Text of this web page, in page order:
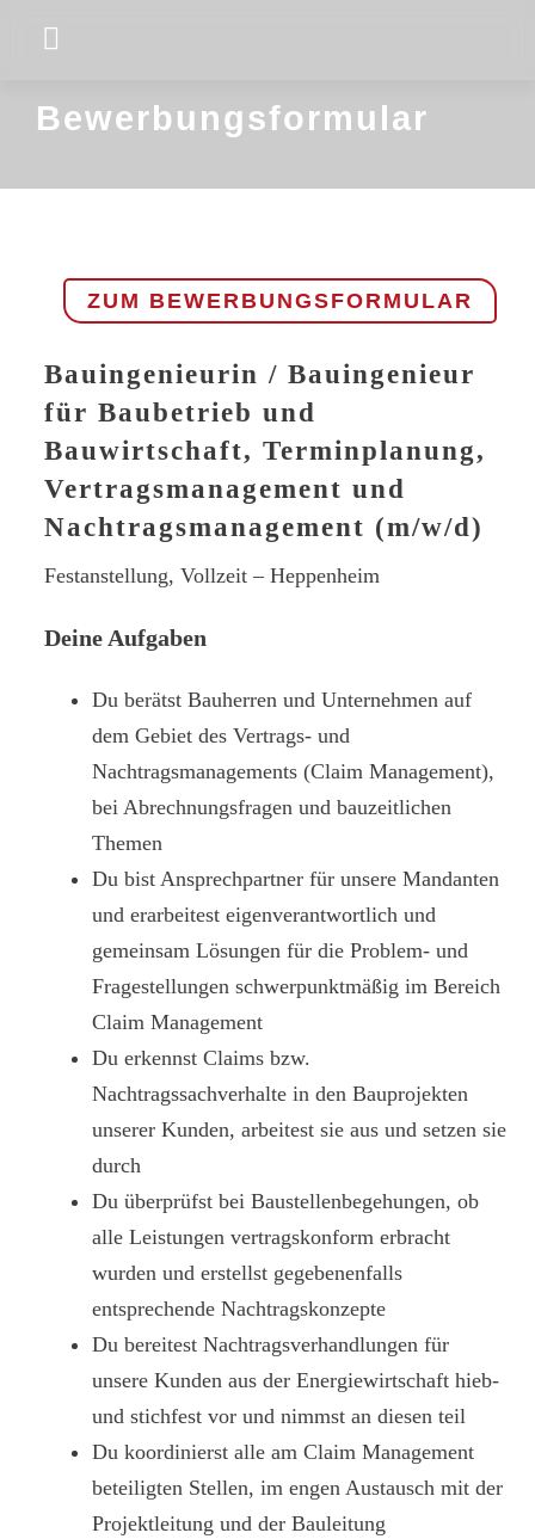
content
Toggle
Latest News
Bewerbungsformular
ZUM BEWERBUNGSFORMULAR
Bauingenieurin / Bauingenieur
für Baubetrieb und
Bauwirtschaft, Terminplanung,
Vertragsmanagement und
Nachtragsmanagement (m/w/d)
Festanstellung, Vollzeit – Heppenheim
Deine Aufgaben
Du berätst Bauherren und Unternehmen auf
dem Gebiet des Vertrags- und
Nachtragsmanagements (Claim Management),
bei Abrechnungsfragen und bauzeitlichen
Themen
Du bist Ansprechpartner für unsere Mandanten
und erarbeitest eigenverantwortlich und
gemeinsam Lösungen für die Problem- und
Fragestellungen schwerpunktmäßig im Bereich
Claim Management
Du erkennst Claims bzw.
Nachtragssachverhalte in den Bauprojekten
unserer Kunden, arbeitest sie aus und setzen sie
durch
Du überprüfst bei Baustellenbegehungen, ob
alle Leistungen vertragskonform erbracht
wurden und erstellst gegebenenfalls
entsprechende Nachtragskonzepte
Du bereitest Nachtragsverhandlungen für
unsere Kunden aus der Energiewirtschaft hieb-
und stichfest vor und nimmst an diesen teil
Du koordinierst alle am Claim Management
beteiligten Stellen, im engen Austausch mit der
Projektleitung und der Bauleitung